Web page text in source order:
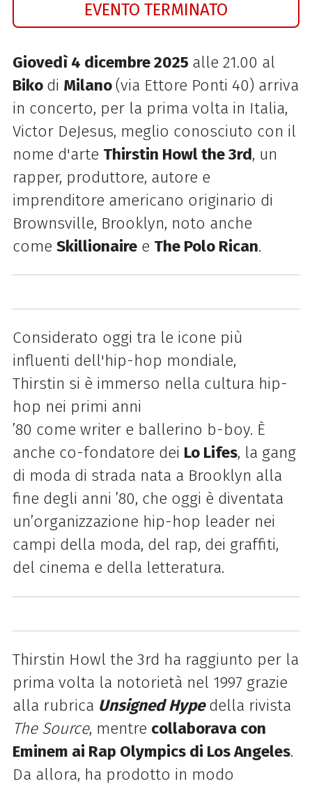
EVENTO TERMINATO
Giovedì 4 dicembre 2025 alle 21.00 al
Biko di Milano(via Ettore Ponti 40) arriva
in concerto, per la prima volta in Italia,
Victor DeJesus, meglio conosciuto con il
nome d'arte Thirstin Howl the 3rd, un
rapper, produttore, autore e
imprenditore americano originario di
Brownsville, Brooklyn, noto anche
come Skillionairee The Polo Rican.
Considerato oggi tra le icone più
influenti dell'hip-hop mondiale,
Thirstin si è immerso nella cultura hip-
hop nei primi anni
’80 come writer e ballerino b-boy. È
anche co-fondatore dei Lo Lifes, la gang
di moda di strada nata a Brooklyn alla
fine degli anni ’80, che oggi è diventata
un’organizzazione hip-hop leader nei
campi della moda, del rap, dei graffiti,
del cinema e della letteratura.
Thirstin Howl the 3rd ha raggiunto per la
prima volta la notorietà nel 1997 grazie
alla rubrica Unsigned Hypedella rivista
The Source, mentre collaborava con
Eminem ai Rap Olympics di Los Angeles.
Da allora, ha prodotto in modo